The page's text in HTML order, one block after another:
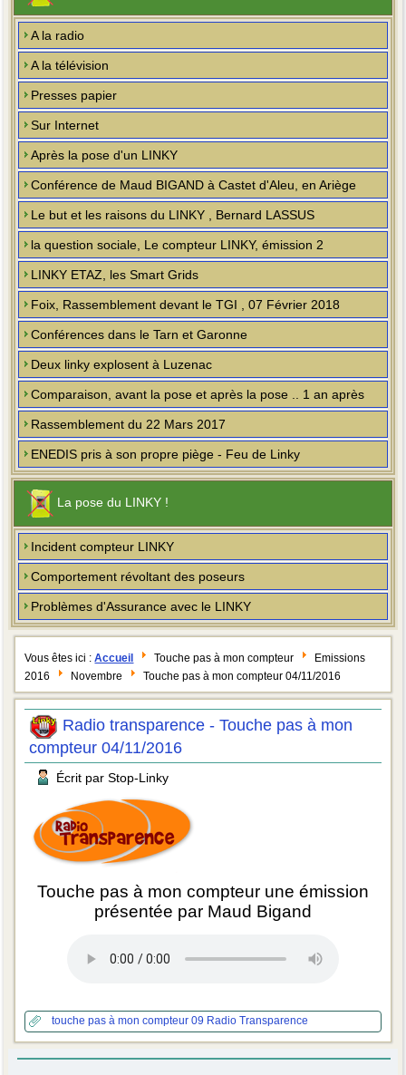
A la radio
A la télévision
Presses papier
Sur Internet
Après la pose d'un LINKY
Conférence de Maud BIGAND à Castet d'Aleu, en Ariège
Le but et les raisons du LINKY , Bernard LASSUS
la question sociale, Le compteur LINKY, émission 2
LINKY ETAZ, les Smart Grids
Foix, Rassemblement devant le TGI , 07 Février 2018
Conférences dans le Tarn et Garonne
Deux linky explosent à Luzenac
Comparaison, avant la pose et après la pose .. 1 an après
Rassemblement du 22 Mars 2017
ENEDIS pris à son propre piège - Feu de Linky
La pose du LINKY !
Incident compteur LINKY
Comportement révoltant des poseurs
Problèmes d'Assurance avec le LINKY
Vous êtes ici :Accueil Touche pas à mon compteur
Emissions
2016
Novembre Touche pas à mon compteur 04/11/2016
Radio transparence - Touche pas à mon
compteur 04/11/2016
Écrit par Stop-Linky
Touche pas à mon compteur une émission
présentée par Maud Bigand
touche pas à mon compteur 09 Radio Transparence